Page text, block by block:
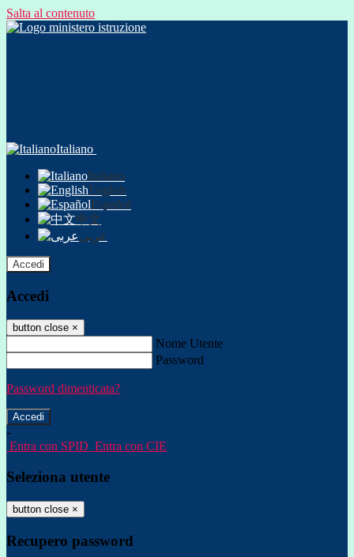
Salta al contenuto
Italiano
Italiano
English
Español
中文
عربى
Accedi
Accedi
button close ×
Nome Utente
Password
Password dimenticata?
-
Entra con SPID Entra con CIE
Seleziona utente
button close ×
Recupero password